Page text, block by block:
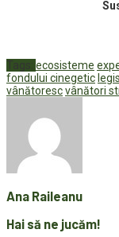
Tags: ecosisteme
fondului cinegetic
vânătorescvânători
Ana Raileanu
Hai să ne jucăm!